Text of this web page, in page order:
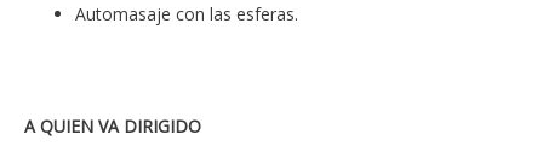
Automasaje con las esferas.
A QUIEN VA DIRIGIDO